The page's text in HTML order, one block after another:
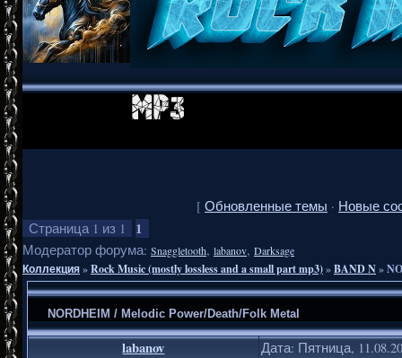
[ Обновленные темы · Новые
Страница 1 из 1 1
Модератор форума: Snaggletooth, labanov, Darksage
Коллекция»Rock Music (mostly lossless and a small part mp3)»BAND N»
NORDHEIM / Melodic Power/Death/Folk Metal
labanov Дата: Пятница,